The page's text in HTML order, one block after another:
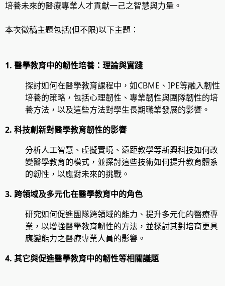
培養未來的醫療專業人才貢獻一己之智慧與力量。
本次徵稿主題包括(但不限)以下主題：
1. 醫學教育中的韌性培養：理論與實踐
探討如何在醫學教育課程中，如CBME、IPE等融入韌性
培養的策略，包括心理韌性、專業韌性與團隊韌性的培
養方法，以及這些方法對學生長期職業發展的影響。
2. 科技創新對醫學教育韌性的影響
分析人工智慧、虛擬實境、遠距教學等新興科技如何改
變醫學教育的模式，並探討這些技術如何提升教育體系
的韌性，以應對未來的挑戰。
3. 跨領域及多元化在醫學教育中的角色
研究如何促進團隊跨領域的能力、提升多元化的醫療專
業，以增強醫學教育韌性的方法，並探討其對培育更具
應變能力之醫療專業人員的影響。
4. 其它與促進醫學教育中的韌性等相關議題